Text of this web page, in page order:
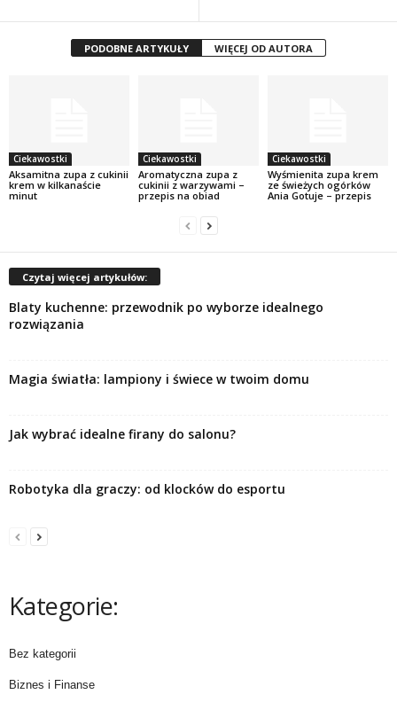
PODOBNE ARTYKUŁY WIĘCEJ OD AUTORA
Ciekawostki
Aksamitna zupa z cukinii
krem w kilkanaście
minut
Ciekawostki
Aromatyczna zupa z
cukinii z warzywami –
przepis na obiad
Ciekawostki
Wyśmienita zupa krem
ze świeżych ogórków
Ania Gotuje – przepis
Czytaj więcej artykułów:
Blaty kuchenne: przewodnik po wyborze idealnego
rozwiązania
Magia światła: lampiony i świece w twoim domu
Jak wybrać idealne firany do salonu?
Robotyka dla graczy: od klocków do esportu
Kategorie:
Bez kategorii
Biznes i Finanse